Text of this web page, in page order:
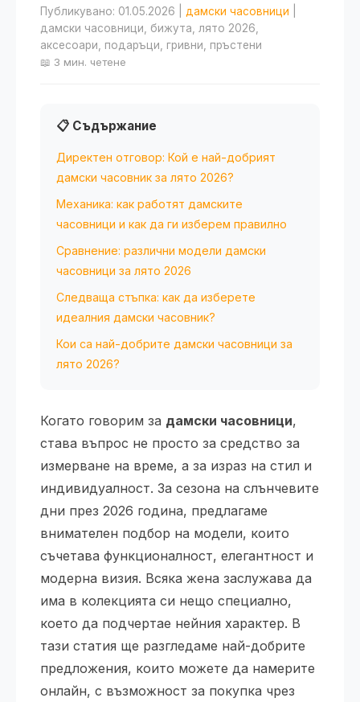
Публикувано: 01.05.2026 дамски часовници
дамски часовници, бижута, лято 2026,
аксесоари, подаръци, гривни, пръстени
📖 3 мин. четене
📋 Съдържание
Директен отговор: Кой е най-добрият
дамски часовник за лято 2026?
Механика: как работят дамските
часовници и как да ги изберем правилно
Сравнение: различни модели дамски
часовници за лято 2026
Следваща стъпка: как да изберете
идеалния дамски часовник?
Кои са най-добрите дамски часовници за
лято 2026?
Когато говорим за дамски часовници,
става въпрос не просто за средство за
измерване на време, а за израз на стил и
индивидуалност. За сезона на слънчевите
дни през 2026 година, предлагаме
внимателен подбор на модели, които
съчетава функционалност, елегантност и
модерна визия. Всяка жена заслужава да
има в колекцията си нещо специално,
което да подчертае нейния характер. В
тази статия ще разгледаме най-добрите
предложения, които можете да намерите
онлайн, с възможност за покупка чрез